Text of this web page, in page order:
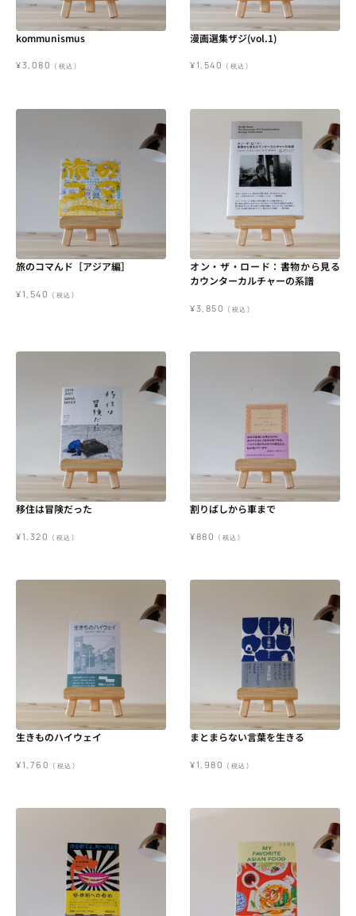
kommunismus
¥3,080 (税込)
漫画選集ザジ(vol.1)
¥1,540 (税込)
旅のコマんド［アジア編］
¥1,540 (税込)
オン・ザ・ロード：書物から見る
カウンターカルチャーの系譜
¥3,850 (税込)
移住は冒険だった
¥1,320 (税込)
割りばしから車まで
¥880 (税込)
生きものハイウェイ
¥1,760 (税込)
まとまらない言葉を生きる
¥1,980 (税込)